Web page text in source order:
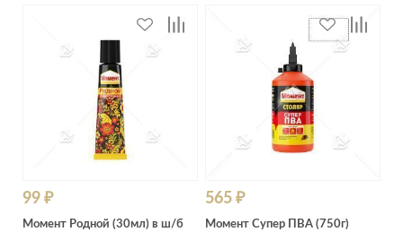
99 ₽
Момент Родной (30мл) в ш/б
565 ₽
Момент Супер ПВА (750г)